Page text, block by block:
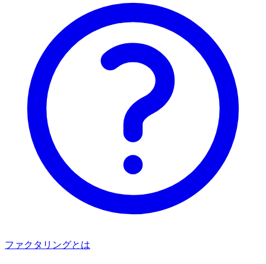
ファクタリングとは